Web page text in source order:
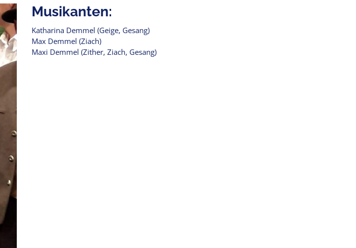
Musikanten:
Katharina Demmel (Geige, Gesang)
Max Demmel (Ziach)
Maxi Demmel (Zither, Ziach, Gesang)